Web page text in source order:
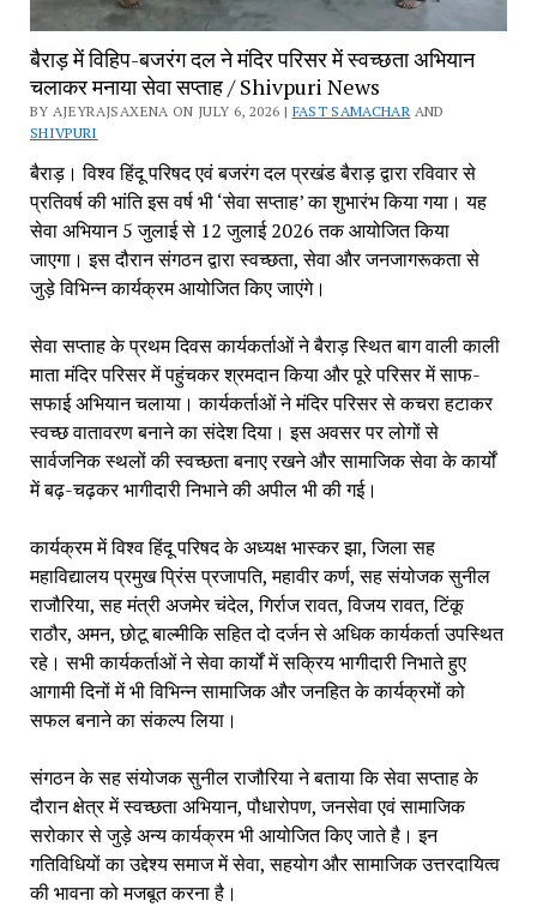
बैराड़ में विहिप-बजरंग दल ने मंदिर परिसर में स्वच्छता अभियान
चलाकर मनाया सेवा सप्ताह / Shivpuri News
BY AJEYRAJSAXENA ON JULY 6, 2026 | FAST SAMACHAR AND
SHIVPURI
बैराड़। विश्व हिंदू परिषद एवं बजरंग दल प्रखंड बैराड़ द्वारा रविवार से
प्रतिवर्ष की भांति इस वर्ष भी ‘सेवा सप्ताह’ का शुभारंभ किया गया। यह
सेवा अभियान 5 जुलाई से 12 जुलाई 2026 तक आयोजित किया
जाएगा। इस दौरान संगठन द्वारा स्वच्छता, सेवा और जनजागरूकता से
जुड़े विभिन्न कार्यक्रम आयोजित किए जाएंगे।
सेवा सप्ताह के प्रथम दिवस कार्यकर्ताओं ने बैराड़ स्थित बाग वाली काली
माता मंदिर परिसर में पहुंचकर श्रमदान किया और पूरे परिसर में साफ-
सफाई अभियान चलाया। कार्यकर्ताओं ने मंदिर परिसर से कचरा हटाकर
स्वच्छ वातावरण बनाने का संदेश दिया। इस अवसर पर लोगों से
सार्वजनिक स्थलों की स्वच्छता बनाए रखने और सामाजिक सेवा के कार्यों
में बढ़-चढ़कर भागीदारी निभाने की अपील भी की गई।
कार्यक्रम में विश्व हिंदू परिषद के अध्यक्ष भास्कर झा, जिला सह
महाविद्यालय प्रमुख प्रिंस प्रजापति, महावीर कर्ण, सह संयोजक सुनील
राजौरिया, सह मंत्री अजमेर चंदेल, गिर्राज रावत, विजय रावत, टिंकू
राठौर, अमन, छोटू बाल्मीकि सहित दो दर्जन से अधिक कार्यकर्ता उपस्थित
रहे। सभी कार्यकर्ताओं ने सेवा कार्यों में सक्रिय भागीदारी निभाते हुए
आगामी दिनों में भी विभिन्न सामाजिक और जनहित के कार्यक्रमों को
सफल बनाने का संकल्प लिया।
संगठन के सह संयोजक सुनील राजौरिया ने बताया कि सेवा सप्ताह के
दौरान क्षेत्र में स्वच्छता अभियान, पौधारोपण, जनसेवा एवं सामाजिक
सरोकार से जुड़े अन्य कार्यक्रम भी आयोजित किए जाते है। इन
गतिविधियों का उद्देश्य समाज में सेवा, सहयोग और सामाजिक उत्तरदायित्व
की भावना को मजबूत करना है।